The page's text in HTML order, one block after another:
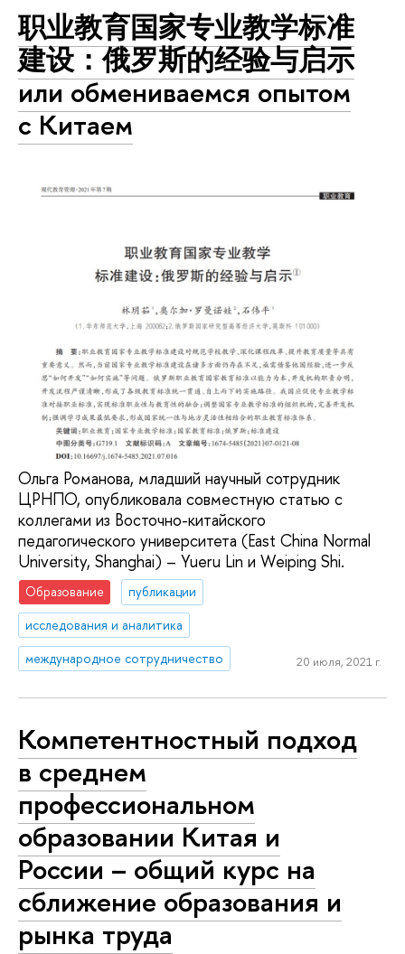
职业教育国家专业教学标准
建设：俄罗斯的经验与启示
или обмениваемся опытом
с Китаем
Ольга Романова, младший научный сотрудник
ЦРНПО, опубликовала совместную статью с
коллегами из Восточно-китайского
педагогического университета (East China Normal
University, Shanghai) – Yueru Lin и Weiping Shi.
Образование
публикации
исследования и аналитика
международное сотрудничество
20 июля, 2021 г.
Компетентностный подход
в среднем
профессиональном
образовании Китая и
России – общий курс на
сближение образования и
рынка труда